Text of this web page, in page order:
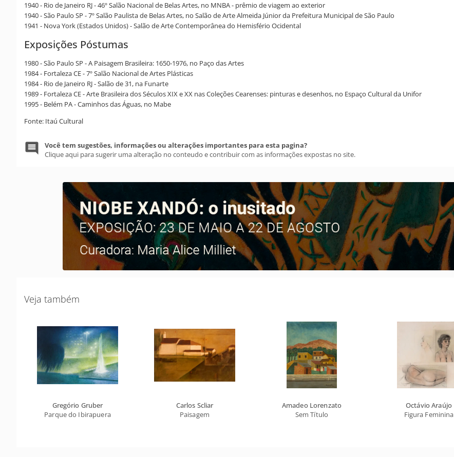
1940 - Rio de Janeiro RJ - 46º Salão Nacional de Belas Artes, no MNBA - prêmio de viagem ao exterior
1940 - São Paulo SP - 7º Salão Paulista de Belas Artes, no Salão de Arte Almeida Júnior da Prefeitura Municipal de São Paulo
1941 - Nova York (Estados Unidos) - Salão de Arte Contemporânea do Hemisfério Ocidental
Exposições Póstumas
1980 - São Paulo SP - A Paisagem Brasileira: 1650-1976, no Paço das Artes
1984 - Fortaleza CE - 7º Salão Nacional de Artes Plásticas
1984 - Rio de Janeiro RJ - Salão de 31, na Funarte
1989 - Fortaleza CE - Arte Brasileira dos Séculos XIX e XX nas Coleções Cearenses: pinturas e desenhos, no Espaço Cultural da Unifor
1995 - Belém PA - Caminhos das Águas, no Mabe
Fonte: Itaú Cultural
Você tem sugestões, informações ou alterações importantes para esta pagina?
Clique aqui para sugerir uma alteração no conteudo e contribuir com as informações expostas no site.
Veja também
Gregório Gruber
Parque do Ibirapuera
Carlos Scliar
Paisagem
Amadeo Lorenzato
Sem Título
Octávio Araújo
Figura Feminina